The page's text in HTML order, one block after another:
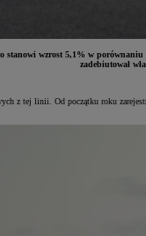
stanowi wzrost 5,1% w
zadebiutował
z tej linii. Od początku roku